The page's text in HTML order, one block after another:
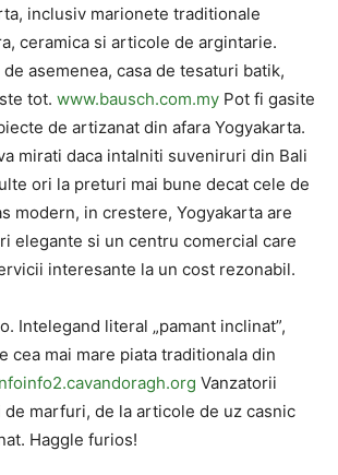
inclusiv marionete traditionale
ceramica si articole de argintarie.
asemenea, casa de tesaturi batik,
tot. www.bausch.com.my Pot fi gasite
de artizanat din afara Yogyakarta.
mirati daca intalniti suveniruri din Bali
ori la preturi mai bune decat cele de
modern, in crestere, Yogyakarta are
elegante si un centru comercial care
interesante la un cost rezonabil.
Intelegand literal „pamant inclinat”,
cea mai mare piata traditionala din
Vanzatorii
marfuri, de la articole de uz casnic
Haggle furios!